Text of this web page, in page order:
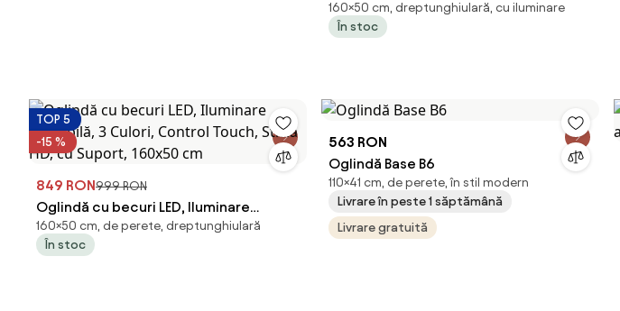
de Culoare, Intensitate reglabilă,
Control Touch, Sticlă HD, Cadru
160×50 cm, dreptunghiulară, cu iluminare
În stoc
TOP 5
-15 %
849 RON999 RON
Oglindă cu becuri LED, Iluminare
Reglabilă, 3 Culori, Control Touch,
Sticlă HD, cu Suport, 160x50 cm
160×50 cm, de perete, dreptunghiulară
În stoc
563 RON
Oglindă Base B6
110×41 cm, de perete, în stil modern
Livrare în peste 1 săptămână
Livrare gratuită